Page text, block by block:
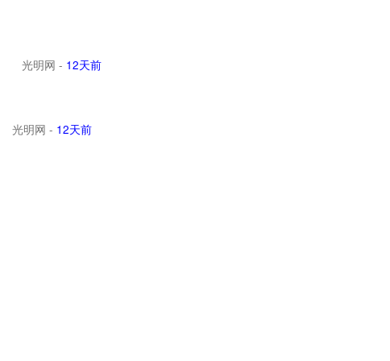
光明网 - 12天前
光明网 - 12天前